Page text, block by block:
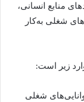
منابع انسانی،
شغلی به‌کار
زیر است:
شغلی